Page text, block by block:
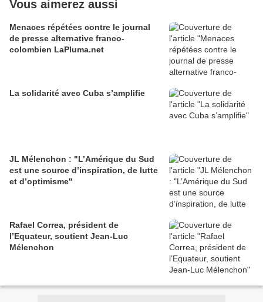
Vous aimerez aussi
Menaces répétées contre le journal
de presse alternative franco-
colombien LaPluma.net
La solidarité avec Cuba s’amplifie
JL Mélenchon : "L’Amérique du Sud
est une source d’inspiration, de lutte
et d’optimisme"
Rafael Correa, président de
l’Equateur, soutient Jean-Luc
Mélenchon